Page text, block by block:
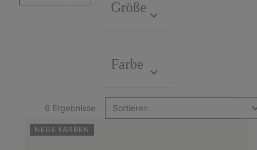
Größe
Farbe
6 Ergebnisse Sortieren
NEUE FARBEN